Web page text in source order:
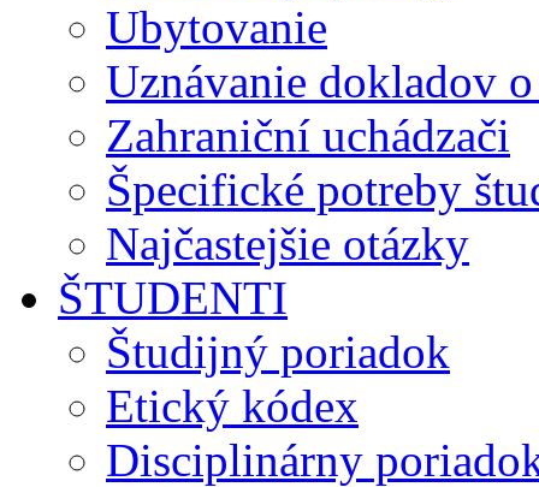
Ubytovanie
Uznávanie dokladov
Zahraniční uchádzači
Špecifické potreby
Najčastejšie otázky
ŠTUDENTI
Študijný poriadok
Etický kódex
Disciplinárny